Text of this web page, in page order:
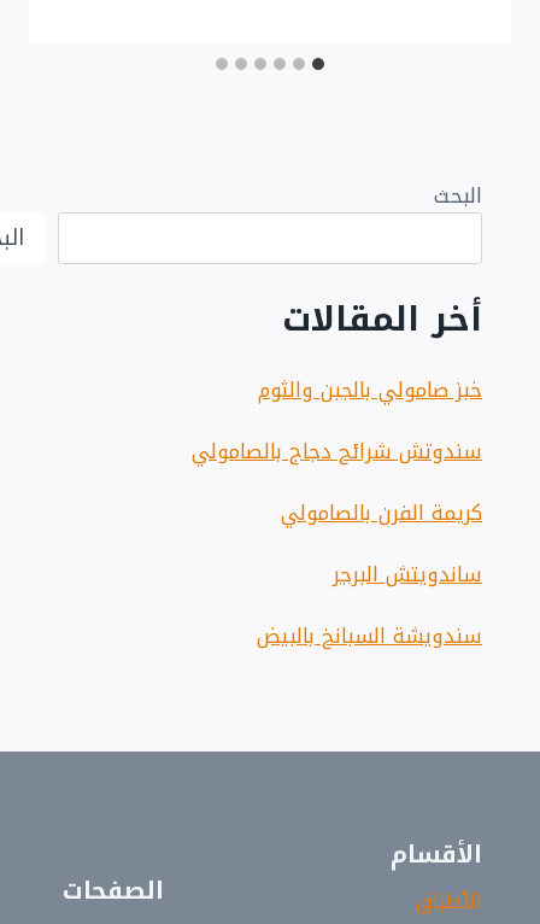
البحث
أخر المقالات
خبز صامولي بالجبن والثوم
سندوتش شرائح دجاج بالصامولي
كريمة الفرن بالصامولي
ساندويتش البرجر
سندويشة السبانخ بالبيض
الأقسام
الأطباق
الصفحات